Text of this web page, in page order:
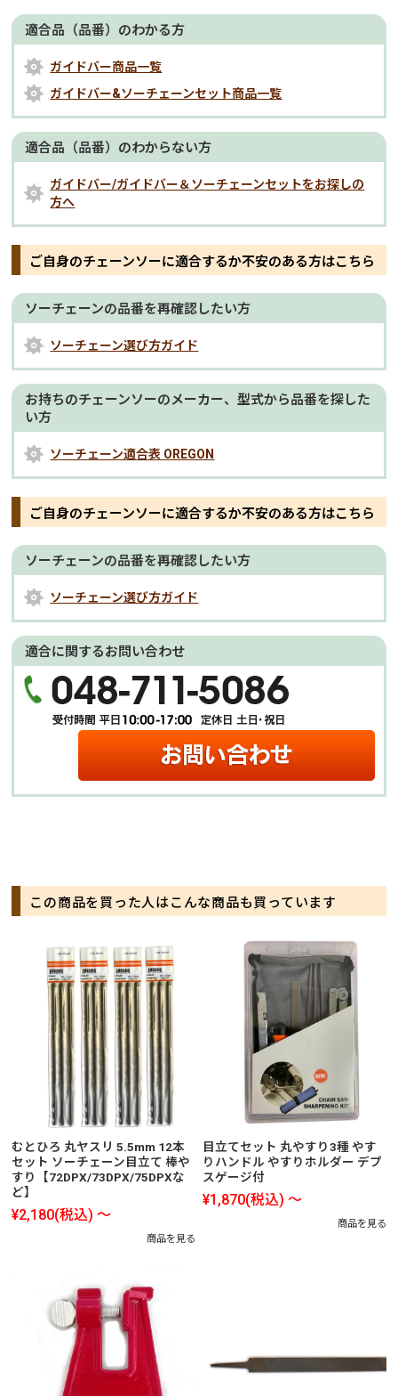
適合品（品番）のわかる方
ガイドバー商品一覧
ガイドバー&ソーチェーンセット商品一覧
適合品（品番）のわからない方
ガイドバー/ガイドバー＆ソーチェーンセットをお探しの
方へ
ご自身のチェーンソーに適合するか不安のある方はこちら
ソーチェーンの品番を再確認したい方
ソーチェーン選び方ガイド
お持ちのチェーンソーのメーカー、型式から品番を探した
い方
ソーチェーン適合表 OREGON
ご自身のチェーンソーに適合するか不安のある方はこちら
ソーチェーンの品番を再確認したい方
ソーチェーン選び方ガイド
適合に関するお問い合わせ
この商品を買った人はこんな商品も買っています
むとひろ 丸ヤスリ 5.5mm 12本
セット ソーチェーン目立て 棒や
すり【72DPX/73DPX/75DPXな
ど】
¥2,180(税込) ～
商品を見る
目立てセット 丸やすり3種 やす
りハンドル やすりホルダー デプ
スゲージ付
¥1,870(税込) ～
商品を見る